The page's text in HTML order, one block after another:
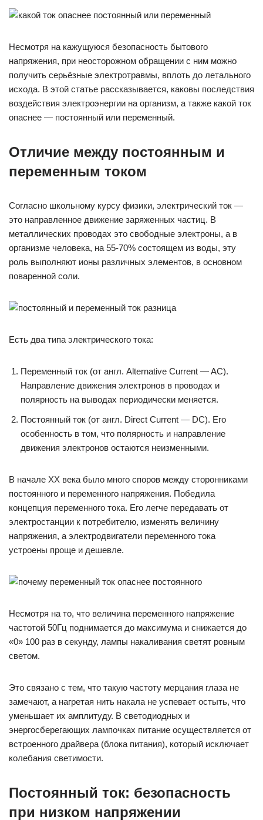
Несмотря на кажущуюся безопасность бытового
напряжения, при неосторожном обращении с ним можно
получить серьёзные электротравмы, вплоть до летального
исхода. В этой статье рассказывается, каковы последствия
воздействия электроэнергии на организм, а также какой ток
опаснее — постоянный или переменный.
Отличие между постоянным и
переменным током
Согласно школьному курсу физики, электрический ток —
это направленное движение заряженных частиц. В
металлических проводах это свободные электроны, а в
организме человека, на 55-70% состоящем из воды, эту
роль выполняют ионы различных элементов, в основном
поваренной соли.
Есть два типа электрического тока:
Переменный ток (от англ. Alternative Current — AC).
Направление движения электронов в проводах и
полярность на выводах периодически меняется.
Постоянный ток (от англ. Direct Current — DC). Его
особенность в том, что полярность и направление
движения электронов остаются неизменными.
В начале ХХ века было много споров между сторонниками
постоянного и переменного напряжения. Победила
концепция переменного тока. Его легче передавать от
электростанции к потребителю, изменять величину
напряжения, а электродвигатели переменного тока
устроены проще и дешевле.
Несмотря на то, что величина переменного напряжение
частотой 50Гц поднимается до максимума и снижается до
«0» 100 раз в секунду, лампы накаливания светят ровным
светом.
Это связано с тем, что такую частоту мерцания глаза не
замечают, а нагретая нить накала не успевает остыть, что
уменьшает их амплитуду. В светодиодных и
энергосберегающих лампочках питание осуществляется от
встроенного драйвера (блока питания), который исключает
колебания светимости.
Постоянный ток: безопасность
при низком напряжении